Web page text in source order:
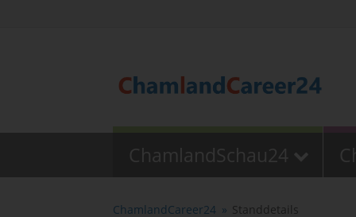
ChamlandSchau24
ChamlandCareer24 Standdetails